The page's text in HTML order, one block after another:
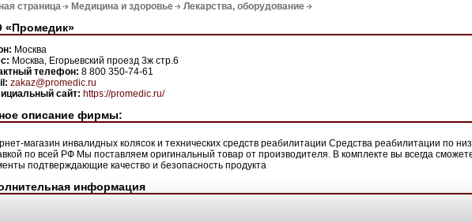
страница Медицина и здоровье Лекарства, оборудование
Москва
Москва, Егорьевский проезд 3ж стр.6
телефон: 8 800 350-74-61
zakaz@promedic.ru
сайт: https://promedic.ru/
описание фирмы:
магазин инвалидных колясок и технических средств реабилитации Средства реабилитации по
по всей РФ Мы поставляем оригинальный товар от производителя. В комплекте вы всегда
подтверждающие качество и безопасность продукта
информация